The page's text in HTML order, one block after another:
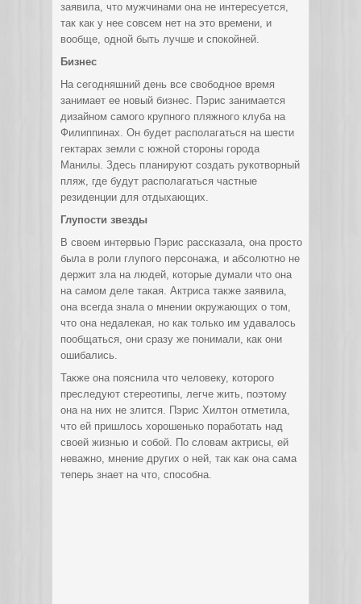
заявила, что мужчинами она не интересуется,
так как у нее совсем нет на это времени, и
вообще, одной быть лучше и спокойней.
Бизнес
На сегодняшний день все свободное время
занимает ее новый бизнес. Пэрис занимается
дизайном самого крупного пляжного клуба на
Филиппинах. Он будет располагаться на шести
гектарах земли с южной стороны города
Манилы. Здесь планируют создать рукотворный
пляж, где будут располагаться частные
резиденции для отдыхающих.
Глупости звезды
В своем интервью Пэрис рассказала, она просто
была в роли глупого персонажа, и абсолютно не
держит зла на людей, которые думали что она
на самом деле такая. Актриса также заявила,
она всегда знала о мнении окружающих о том,
что она недалекая, но как только им удавалось
пообщаться, они сразу же понимали, как они
ошибались.
Также она пояснила что человеку, которого
преследуют стереотипы, легче жить, поэтому
она на них не злится. Пэрис Хилтон отметила,
что ей пришлось хорошенько поработать над
своей жизнью и собой. По словам актрисы, ей
неважно, мнение других о ней, так как она сама
теперь знает на что, способна.